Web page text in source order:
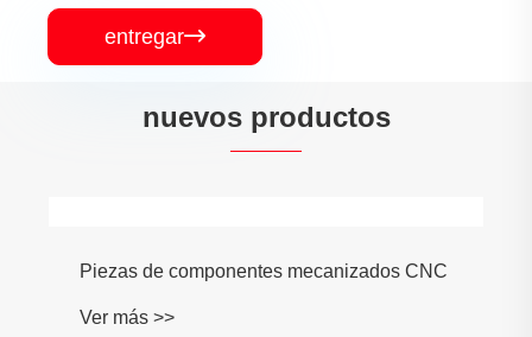
entregar
nuevos productos